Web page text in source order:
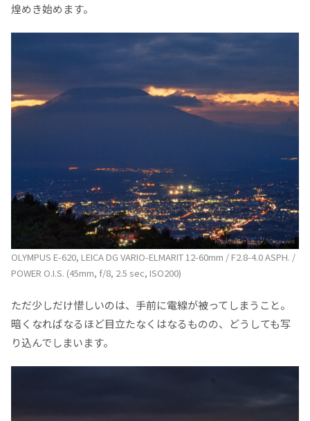
煌めき始めます。
OLYMPUS E-620, LEICA DG VARIO-ELMARIT 12-60mm / F2.8-4.0 ASPH. /
POWER O.I.S. (45mm, f/8, 2.5 sec, ISO200)
ただ少しだけ惜しいのは、手前に電線が被ってしまうこと。
暗くなればなるほど目立たなくはなるものの、どうしても写
り込んでしまいます。